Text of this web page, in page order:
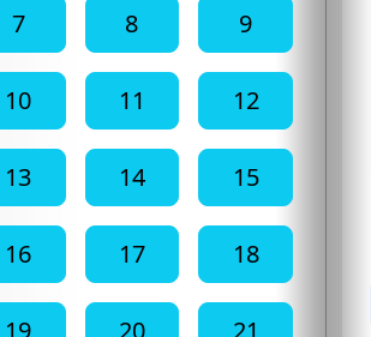
7 8 9
10 11 12
13 14 15
16 17 18
19 20 21